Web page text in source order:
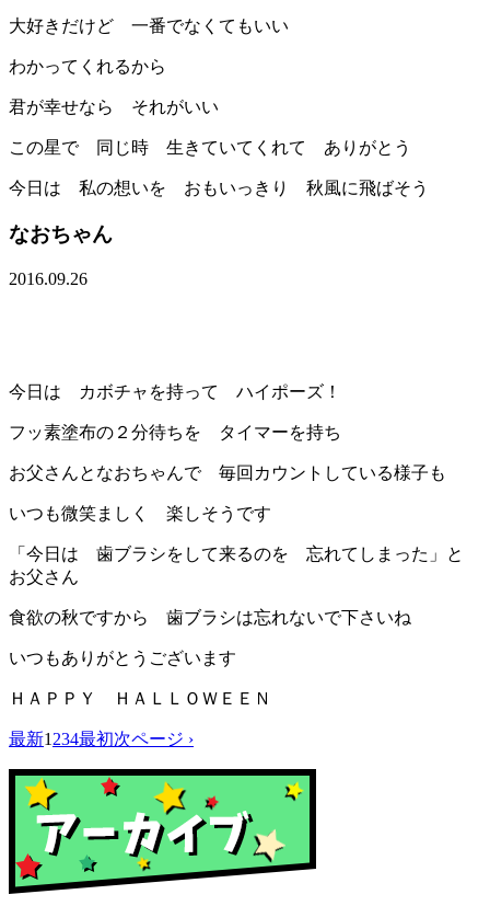
大好きだけど 一番でなくてもいい
わかってくれるから
君が幸せなら それがいい
この星で 同じ時 生きていてくれて ありがとう
今日は 私の想いを おもいっきり 秋風に飛ばそう
なおちゃん
2016.09.26
今日は カボチャを持って ハイポーズ！
フッ素塗布の２分待ちを タイマーを持ち
お父さんとなおちゃんで 毎回カウントしている様子も
いつも微笑ましく 楽しそうです
「今日は 歯ブラシをして来るのを 忘れてしまった」と
お父さん
食欲の秋ですから 歯ブラシは忘れないで下さいね
いつもありがとうございます
ＨＡＰＰＹ ＨＡＬＬＯＷＥＥＮ
最新1 234最初次ページ ›